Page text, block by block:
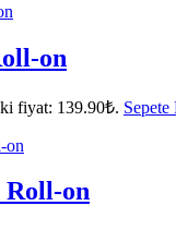
on
fiyat: 139.90₺. Sepete
on